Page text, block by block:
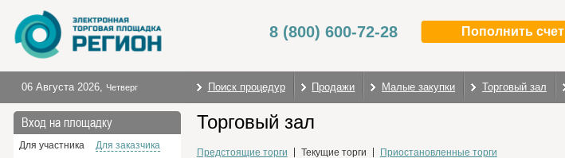
8 (800) 600-72-28 Пополнить счет
06 Августа 2026, Четверг Поиск процедур Продажи Малые закупки Торговый зал
Вход на площадку
Для участника Для заказчика
Торговый зал
Предстоящие торги Текущие торги Приостановленные торги